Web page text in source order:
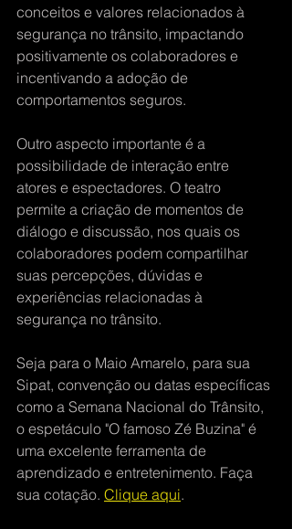
conceitos e valores relacionados à
segurança no trânsito, impactando
positivamente os colaboradores e
incentivando a adoção de
comportamentos seguros.
Outro aspecto importante é a
possibilidade de interação entre
atores e espectadores. O teatro
permite a criação de momentos de
diálogo e discussão, nos quais os
colaboradores podem compartilhar
suas percepções, dúvidas e
experiências relacionadas à
segurança no trânsito.
Seja para o Maio Amarelo, para sua
Sipat, convenção ou datas específicas
como a Semana Nacional do Trânsito,
o espetáculo "O famoso Zé Buzina" é
uma excelente ferramenta de
aprendizado e entretenimento. Faça
sua cotação. Clique aqui.